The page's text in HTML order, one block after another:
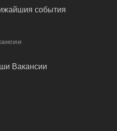
события
Вакансии